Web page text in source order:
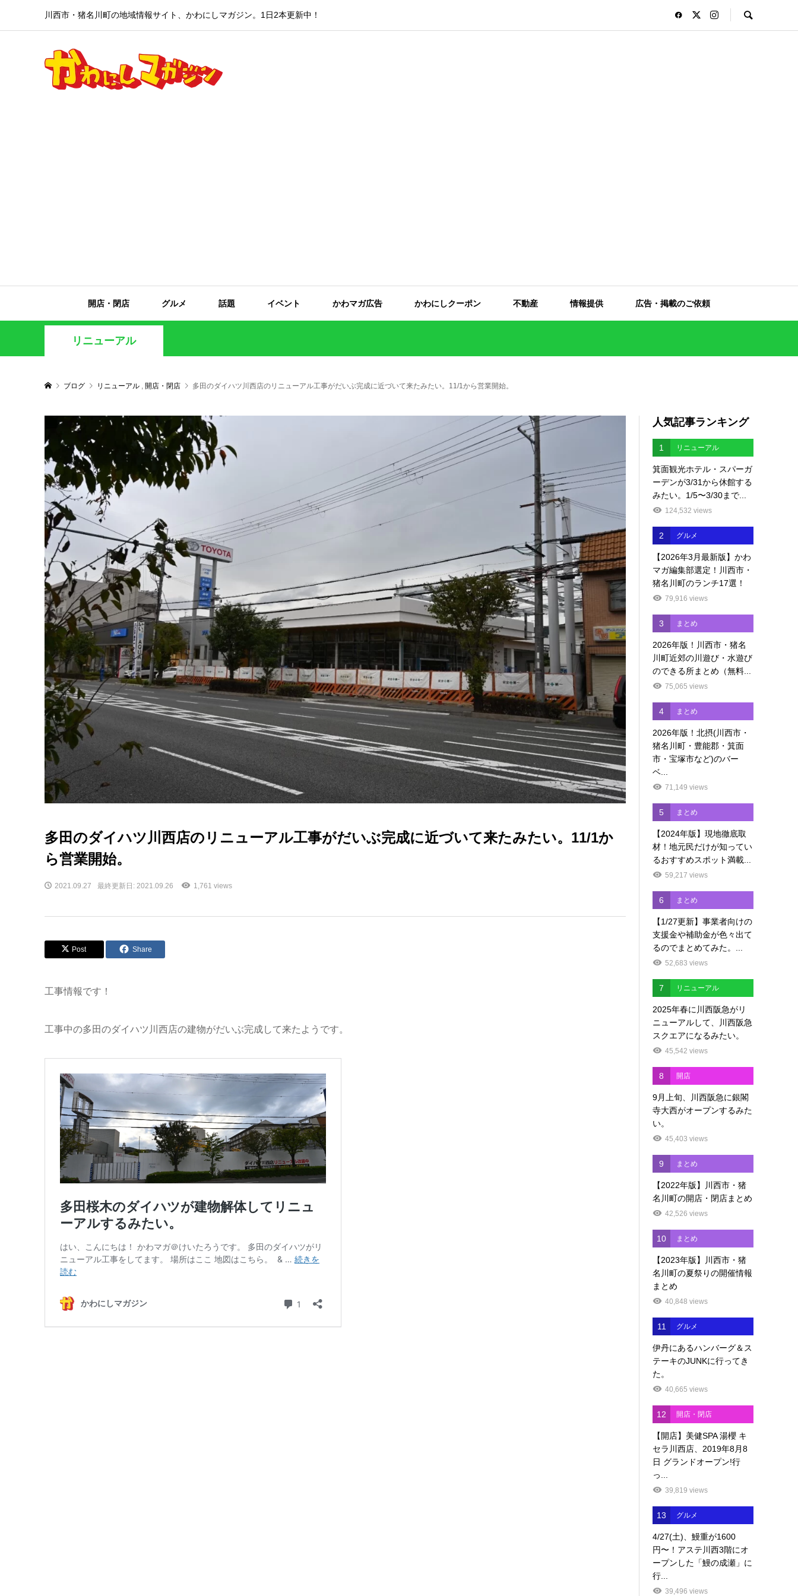
川西市・猪名川町の地域情報サイト、かわにしマガジン。1日2本更新中！
開店・閉店 グルメ 話題 イベント かわマガ広告 かわにしクーポン 不動産 情報提供 広告・掲載のご依頼
リニューアル
ブログ リニューアル , 開店・閉店 多田のダイハツ川西店のリニューアル工事がだいぶ完成に近づいて来たみたい。11/1から営業開始。
多田のダイハツ川西店のリニューアル工事がだいぶ完成に近づいて来たみたい。11/1か
ら営業開始。
2021.09.27 最終更新日: 2021.09.26 1,761 views
Post Share
工事情報です！
工事中の多田のダイハツ川西店の建物がだいぶ完成して来たようです。
人気記事ランキング
1 リニューアル
箕面観光ホテル・スパーガ
ーデンが3/31から休館する
みたい。1/5〜3/30まで...
124,532 views
2 グルメ
【2026年3月最新版】かわ
マガ編集部選定！川西市・
猪名川町のランチ17選！
79,916 views
3 まとめ
2026年版！川西市・猪名
川町近郊の川遊び・水遊び
のできる所まとめ（無料...
75,065 views
4 まとめ
2026年版！北摂(川西市・
猪名川町・豊能郡・箕面
市・宝塚市など)のバー
ベ...
71,149 views
5 まとめ
【2024年版】現地徹底取
材！地元民だけが知ってい
るおすすめスポット満載...
59,217 views
6 まとめ
【1/27更新】事業者向けの
支援金や補助金が色々出て
るのでまとめてみた。...
52,683 views
7 リニューアル
2025年春に川西阪急がリ
ニューアルして、川西阪急
スクエアになるみたい。
45,542 views
8 開店
9月上旬、川西阪急に銀閣
寺大西がオープンするみた
い。
45,403 views
9 まとめ
【2022年版】川西市・猪
名川町の開店・閉店まとめ
42,526 views
10 まとめ
【2023年版】川西市・猪
名川町の夏祭りの開催情報
まとめ
40,848 views
11 グルメ
伊丹にあるハンバーグ＆ス
テーキのJUNKに行ってき
た。
40,665 views
12 開店・閉店
【開店】美健SPA 湯櫻 キ
セラ川西店、2019年8月8
日 グランドオープン!行
っ...
39,819 views
13 グルメ
4/27(土)、鰻重が1600
円〜！アステ川西3階にオ
ープンした「鰻の成瀬」に
行...
39,496 views